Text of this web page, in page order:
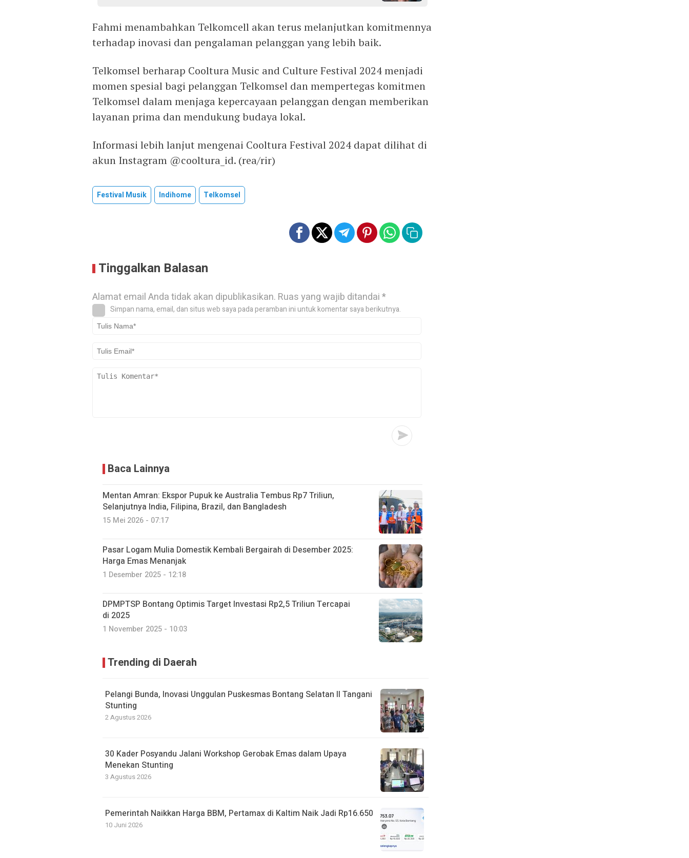
Fahmi menambahkan Telkomcell akan terus melanjutkan komitmennya
terhadap inovasi dan pengalaman pelanggan yang lebih baik.
Telkomsel berharap Cooltura Music and Culture Festival 2024 menjadi
momen spesial bagi pelanggan Telkomsel dan mempertegas komitmen
Telkomsel dalam menjaga kepercayaan pelanggan dengan memberikan
layanan prima dan mendukung budaya lokal.
Informasi lebih lanjut mengenai Cooltura Festival 2024 dapat dilihat di
akun Instagram @cooltura_id. (rea/rir)
Festival Musik Indihome Telkomsel
Tinggalkan Balasan
Alamat email Anda tidak akan dipublikasikan. Ruas yang wajib ditandai*
Simpan nama, email, dan situs web saya pada peramban ini untuk komentar saya berikutnya.
Baca Lainnya
Mentan Amran: Ekspor Pupuk ke Australia Tembus Rp7 Triliun,
Selanjutnya India, Filipina, Brazil, dan Bangladesh
15 Mei 2026 - 07:17
Pasar Logam Mulia Domestik Kembali Bergairah di Desember 2025:
Harga Emas Menanjak
1 Desember 2025 - 12:18
DPMPTSP Bontang Optimis Target Investasi Rp2,5 Triliun Tercapai
di 2025
1 November 2025 - 10:03
Trending di Daerah
Pelangi Bunda, Inovasi Unggulan Puskesmas Bontang Selatan II Tangani
Stunting
2 Agustus 2026
30 Kader Posyandu Jalani Workshop Gerobak Emas dalam Upaya
Menekan Stunting
3 Agustus 2026
Pemerintah Naikkan Harga BBM, Pertamax di Kaltim Naik Jadi Rp16.650
10 Juni 2026